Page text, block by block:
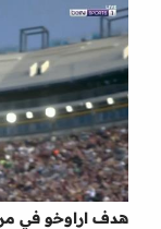
هدف اراوخو في